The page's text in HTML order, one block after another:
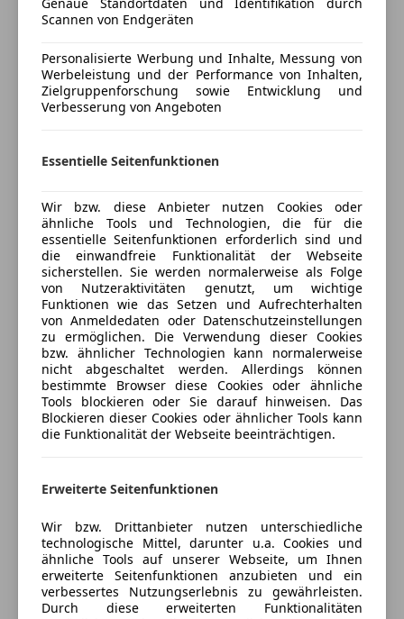
Unterhaltung/Media
Android Auto
Apple CarPlay
USB
Sicherheit
Abstandswarner
Airbag hinten
Alarmanlage
Beifahrerairbag
Fahrerairbag
Fernlichtassistent
Isofix
LED-Scheinwerfer
Müdigkeitswarnsystem
Notbremsassistent
Notrufsystem
Spurhalteassistent
Verkehrszeichenerkennung
Voll-LED Scheinwerfer
Wegfahrsperre
Extras
Versicherungsschutz an Ihre Bedürfnisse
Freischaden-Gutschein ab Stufe 0
Auto einfach online versichern & Rabatt holen
Jetzt berechnen
Verkäufer Händler
Porsche Linz
Sternebewertung 5 von 5
5 Sterne
(88% Weiterempfehlungen)
Anbieter auf AutoScout24 seit 2021
Das Weltauto Gebrauchtwagenverkauf
Geöffnet
Schließt um 12:00
4020 Linz, AT
Kontakt
Team DasWeltauto
Alle Fahrzeuge des Anbieters
Scannen von Endgeräten
Personalisierte Werbung und Inhalte, Messung von
Werbeleistung und der Performance von Inhalten,
Zielgruppenforschung sowie Entwicklung und
Verbesserung von Angeboten
Essentielle Seitenfunktionen
Wir bzw. diese Anbieter nutzen Cookies oder
ähnliche Tools und Technologien, die für die
essentielle Seitenfunktionen erforderlich sind und
die einwandfreie Funktionalität der Webseite
sicherstellen. Sie werden normalerweise als Folge
von Nutzeraktivitäten genutzt, um wichtige
Funktionen wie das Setzen und Aufrechterhalten
von Anmeldedaten oder Datenschutzeinstellungen
zu ermöglichen. Die Verwendung dieser Cookies
bzw. ähnlicher Technologien kann normalerweise
nicht abgeschaltet werden. Allerdings können
bestimmte Browser diese Cookies oder ähnliche
Tools blockieren oder Sie darauf hinweisen. Das
Blockieren dieser Cookies oder ähnlicher Tools kann
die Funktionalität der Webseite beeinträchtigen.
Erweiterte Seitenfunktionen
Wir bzw. Drittanbieter nutzen unterschiedliche
technologische Mittel, darunter u.a. Cookies und
ähnliche Tools auf unserer Webseite, um Ihnen
erweiterte Seitenfunktionen anzubieten und ein
verbessertes Nutzungserlebnis zu gewährleisten.
Durch diese erweiterten Funktionalitäten